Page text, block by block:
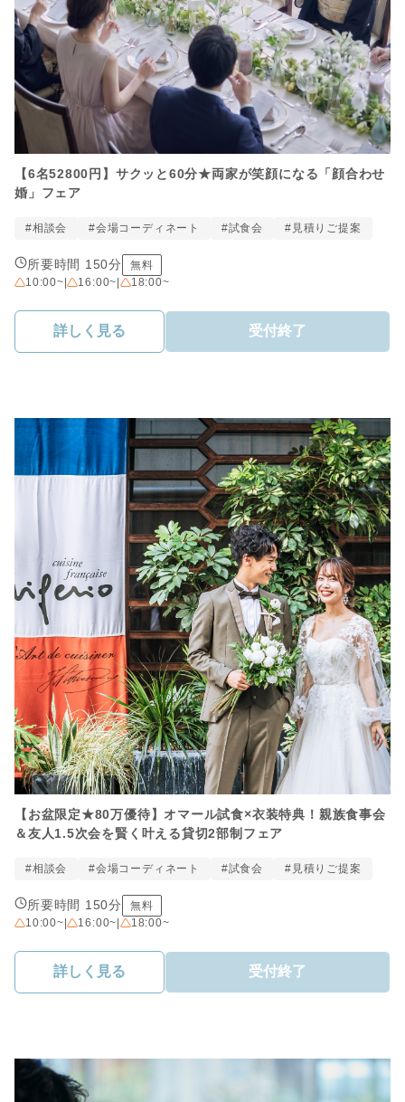
【6名52800円】サクッと60分★両家が笑顔になる「顔合わせ
婚」フェア
#相談会 #会場コーディネート #試食会 #見積りご提案
所要時間 150分
無料
10:00~| 16:00~| 18:00~
詳しく見る 受付終了
【お盆限定★80万優待】オマール試食×衣装特典！親族食事会
＆友人1.5次会を賢く叶える貸切2部制フェア
#相談会 #会場コーディネート #試食会 #見積りご提案
所要時間 150分
無料
10:00~| 16:00~| 18:00~
詳しく見る 受付終了